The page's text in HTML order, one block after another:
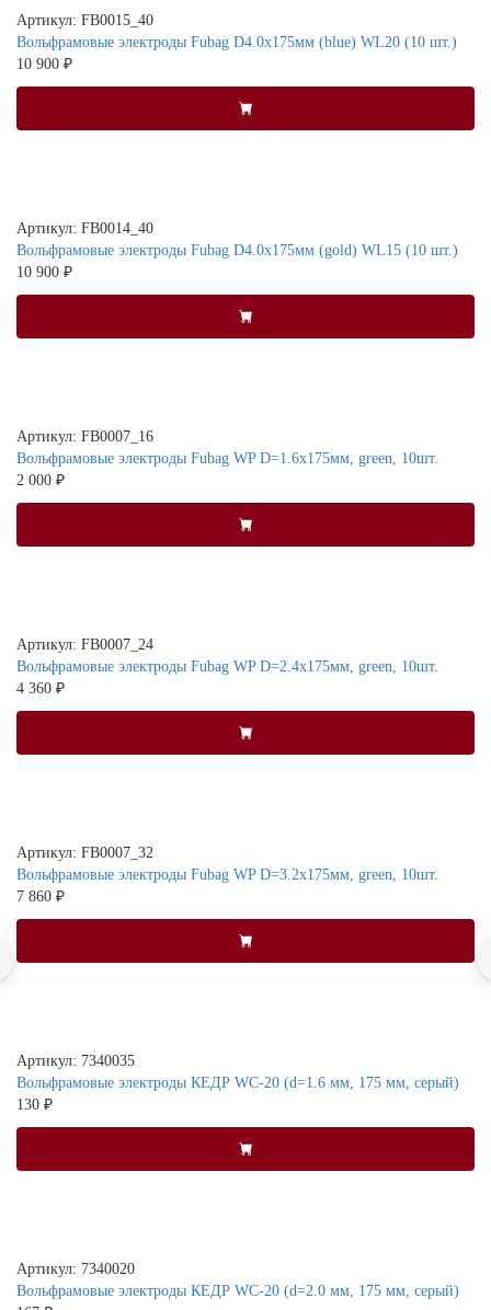
Артикул: FB0015_40
Вольфрамовые электроды Fubag D4.0x175мм (blue) WL20 (10 шт.)
10 900 ₽
Артикул: FB0014_40
Вольфрамовые электроды Fubag D4.0x175мм (gold) WL15 (10 шт.)
10 900 ₽
Артикул: FB0007_16
Вольфрамовые электроды Fubag WP D=1.6x175мм, green, 10шт.
2 000 ₽
Артикул: FB0007_24
Вольфрамовые электроды Fubag WP D=2.4x175мм, green, 10шт.
4 360 ₽
Артикул: FB0007_32
Вольфрамовые электроды Fubag WP D=3.2x175мм, green, 10шт.
7 860 ₽
Артикул: 7340035
Вольфрамовые электроды КЕДР WC-20 (d=1.6 мм, 175 мм, серый)
130 ₽
Артикул: 7340020
Вольфрамовые электроды КЕДР WC-20 (d=2.0 мм, 175 мм, серый)